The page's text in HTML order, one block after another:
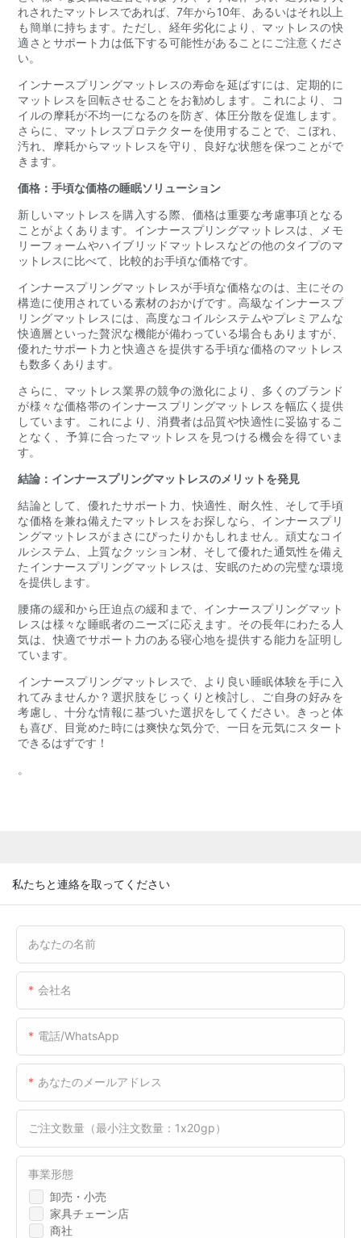
れされたマットレスであれば、7年から10年、あるいはそれ以上
も簡単に持ちます。ただし、経年劣化により、マットレスの快
適さとサポート力は低下する可能性があることにご注意くださ
い。
インナースプリングマットレスの寿命を延ばすには、定期的に
マットレスを回転させることをお勧めします。これにより、コ
イルの摩耗が不均一になるのを防ぎ、体圧分散を促進します。
さらに、マットレスプロテクターを使用することで、こぼれ、
汚れ、摩耗からマットレスを守り、良好な状態を保つことがで
きます。
価格：手頃な価格の睡眠ソリューション
新しいマットレスを購入する際、価格は重要な考慮事項となる
ことがよくあります。インナースプリングマットレスは、メモ
リーフォームやハイブリッドマットレスなどの他のタイプのマ
ットレスに比べて、比較的お手頃な価格です。
インナースプリングマットレスが手頃な価格なのは、主にその
構造に使用されている素材のおかげです。高級なインナースプ
リングマットレスには、高度なコイルシステムやプレミアムな
快適層といった贅沢な機能が備わっている場合もありますが、
優れたサポート力と快適さを提供する手頃な価格のマットレス
も数多くあります。
さらに、マットレス業界の競争の激化により、多くのブランド
が様々な価格帯のインナースプリングマットレスを幅広く提供
しています。これにより、消費者は品質や快適性に妥協するこ
となく、予算に合ったマットレスを見つける機会を得ていま
す。
結論：インナースプリングマットレスのメリットを発見
結論として、優れたサポート力、快適性、耐久性、そして手頃
な価格を兼ね備えたマットレスをお探しなら、インナースプリ
ングマットレスがまさにぴったりかもしれません。頑丈なコイ
ルシステム、上質なクッション材、そして優れた通気性を備え
たインナースプリングマットレスは、安眠のための完璧な環境
を提供します。
腰痛の緩和から圧迫点の緩和まで、インナースプリングマット
レスは様々な睡眠者のニーズに応えます。その長年にわたる人
気は、快適でサポート力のある寝心地を提供する能力を証明し
ています。
インナースプリングマットレスで、より良い睡眠体験を手に入
れてみませんか？選択肢をじっくりと検討し、ご自身の好みを
考慮し、十分な情報に基づいた選択をしてください。きっと体
も喜び、目覚めた時には爽快な気分で、一日を元気にスタート
できるはずです！
。
私たちと連絡を取ってください
あなたの名前
会社名
電話/WhatsApp
あなたのメールアドレス
ご注文数量（最小注文数量：1x20gp）
卸売・小売
家具チェーン店
商社
事業形態